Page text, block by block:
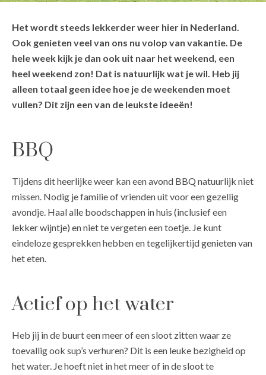
Het wordt steeds lekkerder weer hier in Nederland.
Ook genieten veel van ons nu volop van vakantie. De
hele week kijk je dan ook uit naar het weekend, een
heel weekend zon! Dat is natuurlijk wat je wil. Heb jij
alleen totaal geen idee hoe je de weekenden moet
vullen? Dit zijn een van de leukste ideeën!
BBQ
Tijdens dit heerlijke weer kan een avond BBQ natuurlijk niet
missen. Nodig je familie of vrienden uit voor een gezellig
avondje. Haal alle boodschappen in huis (inclusief een
lekker wijntje) en niet te vergeten een toetje. Je kunt
eindeloze gesprekken hebben en tegelijkertijd genieten van
het eten.
Actief op het water
Heb jij in de buurt een meer of een sloot zitten waar ze
toevallig ook sup’s verhuren? Dit is een leuke bezigheid op
het water. Je hoeft niet in het meer of in de sloot te